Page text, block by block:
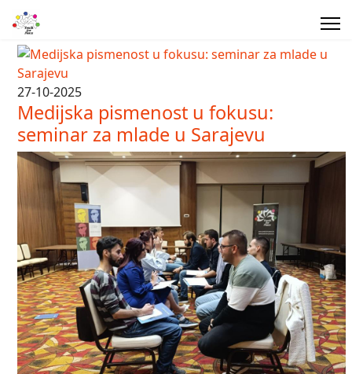
27-10-2025
Medijska pismenost u fokusu:
seminar za mlade u Sarajevu